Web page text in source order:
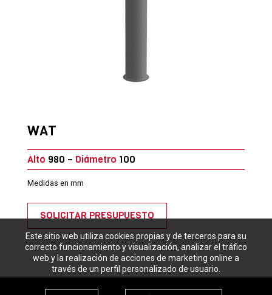
Este sitio web utiliza cookies propias y de terceros para su
correcto funcionamiento y visualización, analizar el tráfico
web y la realización de acciones de marketing online a
través de un perfil personalizado de usuario.
WAT
Alto 980 – Diámetro 100
Medidas en mm
SOLICITAR PRESUPUESTO